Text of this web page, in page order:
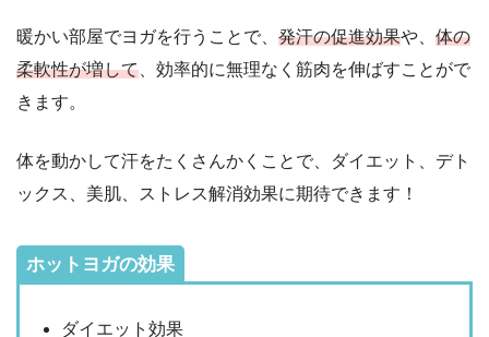
暖かい部屋でヨガを行うことで、 発汗の促進効果や、 体の
柔軟性が増して 、効率的に無理なく筋肉を伸ばすことがで
きます。
体を動かして汗をたくさんかくことで、ダイエット、デト
ックス、美肌、ストレス解消効果に期待できます！
ホットヨガの効果
ダイエット効果